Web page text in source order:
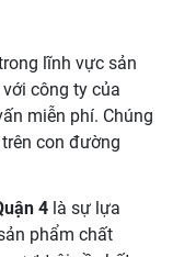
lĩnh vực sản
công ty của
miễn phí. Chúng
con đường
4 là sự lựa
phẩm chất